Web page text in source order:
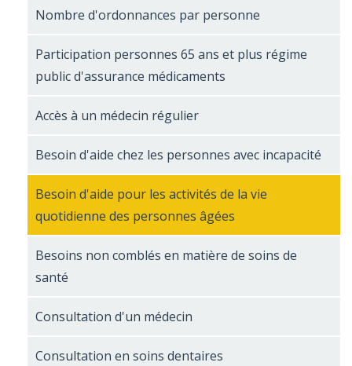
Nombre d'ordonnances par personne
Participation personnes 65 ans et plus régime
public d'assurance médicaments
Accès à un médecin régulier
Besoin d'aide chez les personnes avec incapacité
Besoin d'aide pour les activités de la vie
quotidienne des personnes âgées
Besoins non comblés en matière de soins de
santé
Consultation d'un médecin
Consultation en soins dentaires